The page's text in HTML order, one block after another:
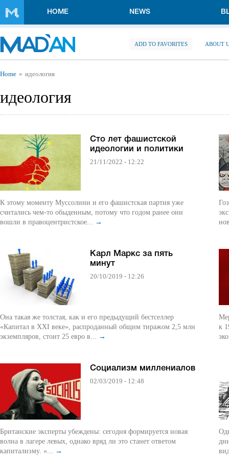
HOME NEWS
ADD TO FAVORITES ABOUT
You are here
Home идеология
идеология
Сто лет фашистской
идеологии и политики
21/11/2022 - 12:22
К этому моменту Муссолини и его фашистская партия уже
считались чем-то обыденным, потому что годом ранее они
вошли в правоцентристское... →
Карл Маркс за пять
минут
20/10/2019 - 12:26
Она такая же толстая, как и его предыдущий бестселлер
«Капитал в XXI веке», распроданный общим тиражом 2,5 млн
экземпляров, стоит 25 евро в... →
Социализм миллениалов
02/03/2019 - 12:48
Британские эксперты убеждены: сегодня формируется новая
волна в лагере левых, однако вряд ли это станет ответом
капитализму. «... →
Гозман: Сто лет
к